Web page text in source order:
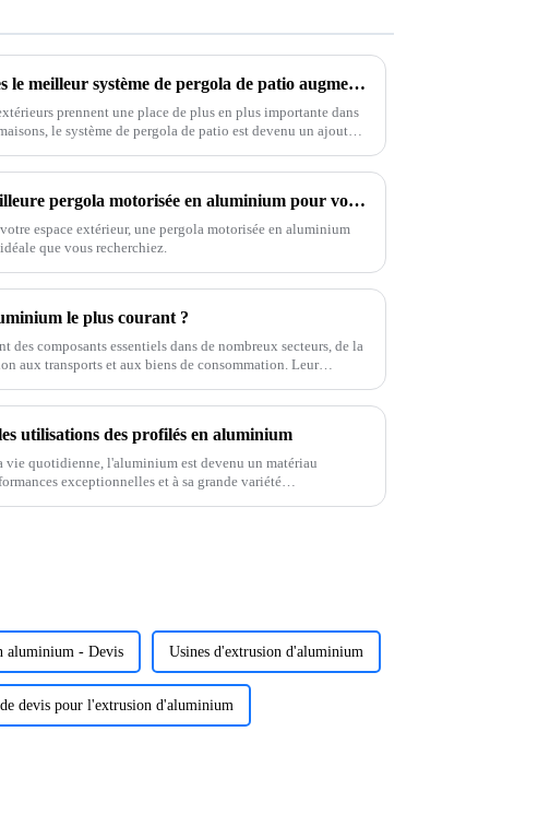
5 raisons pour lesquelles le meilleur système de pergola de patio augmente la valeur de votre propriété de 15 %
prennent une place de plus en plus importante dans
le système de pergola de patio est devenu un ajout
Comment choisir la meilleure pergola motorisée en aluminium pour votre espace extérieur
espace extérieur, une pergola motorisée en aluminium
que vous recherchiez.
le plus courant ?
des composants essentiels dans de nombreux secteurs, de la
aux transports et aux biens de consommation. Leur
utilisations des profilés en aluminium
vie quotidienne, l'aluminium est devenu un matériau
exceptionnelles et à sa grande variété
aluminium - Devis Usines d'extrusion d'aluminium
devis pour l'extrusion d'aluminium